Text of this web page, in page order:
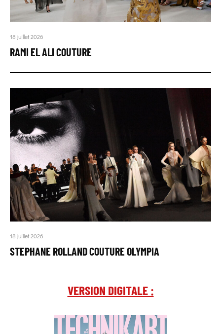
18 juillet 2026
RAMI EL ALI COUTURE
18 juillet 2026
STEPHANE ROLLAND COUTURE OLYMPIA
VERSION DIGITALE :